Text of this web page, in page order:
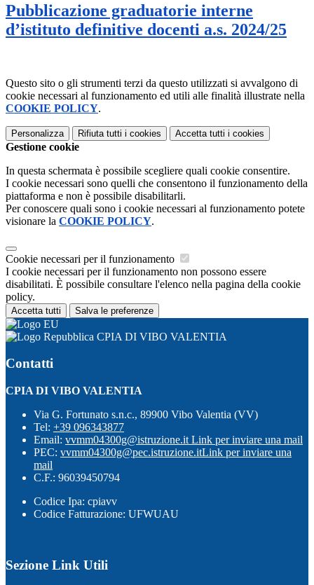
Pubblicazione graduatorie interne
d’istituto definitive docenti a.s. 2024/25
Questo sito o gli strumenti terzi da questo utilizzati si avvalgono di
cookie necessari al funzionamento ed utili alle finalità illustrate nella
COOKIE POLICY.
Personalizza Rifiuta tutti i cookies Accetta tutti i cookies
Gestione cookie
In questa schermata è possibile scegliere quali cookie consentire.
I cookie necessari sono quelli che consentono il funzionamento della
piattaforma e non è possibile disabilitarli.
Per conoscere quali sono i cookie necessari al funzionamento potete
visionare la COOKIE POLICY.
Cookie necessari per il funzionamento
I cookie necessari per il funzionamento non possono essere
disabilitati. È possibile consultare l'elenco nella pagina della cookie
policy.
Accetta tutti Salva le preferenze
CPIA DI VIBO VALENTIA
Contatti
CPIA DI VIBO VALENTIA
Via G. Fortunato s.n.c., 89900 Vibo Valentia (VV)
Tel: +39 096343877
Email: vvmm04300g@istruzione.it Link per inviare una mail
PEC: vvmm04300g@pec.istruzione.itLink per inviare una
mail
C.F.: 96039450794
Codice Ipa: cpiavv
Codice Fatturazione: UFWUAU
Sezione Link Utili